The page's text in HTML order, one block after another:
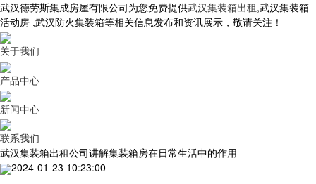
武汉德劳斯集成房屋有限公司为您免费提供武汉集装箱出租,武汉集装箱
活动房 ,武汉防火集装箱等相关信息发布和资讯展示，敬请关注！
关于我们
产品中心
新闻中心
联系我们
武汉集装箱出租公司讲解集装箱房在日常生活中的作用
2024-01-23 10:23:00